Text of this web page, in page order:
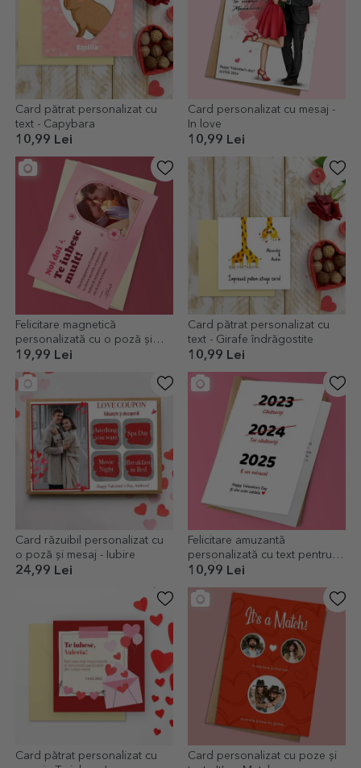
Card pătrat personalizat cu
text - Capybara
10,99 Lei
Card personalizat cu mesaj -
In love
10,99 Lei
Felicitare magnetică
personalizată cu o poză și
mesaj de dragoste - Love
19,99 Lei
Card pătrat personalizat cu
text - Girafe îndrăgostite
10,99 Lei
Card răzuibil personalizat cu
o poză și mesaj - Iubire
24,99 Lei
Felicitare amuzantă
personalizată cu text pentru
Ziua Îndrăgostiților
10,99 Lei
Card pătrat personalizat cu
Card personalizat cu poze și